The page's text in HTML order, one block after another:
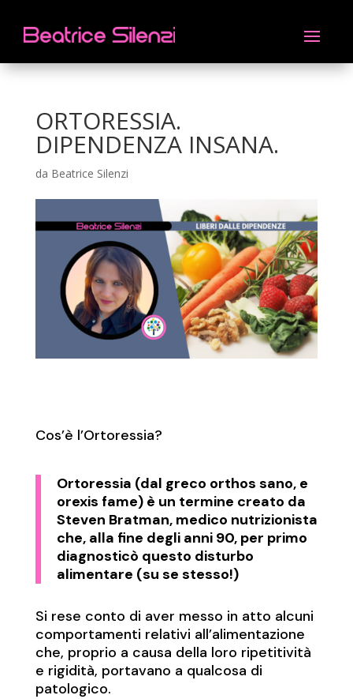
ORTORESSIA.
DIPENDENZA INSANA.
da Beatrice Silenzi
Cos’è l’Ortoressia?
Ortoressia (dal greco orthos sano, e
orexis fame) è un termine creato da
Steven Bratman, medico nutrizionista
che, alla fine degli anni 90, per primo
diagnosticò questo disturbo
alimentare (su se stesso!)
Si rese conto di aver messo in atto alcuni
comportamenti relativi all’alimentazione
che, proprio a causa della loro ripetitività
e rigidità, portavano a qualcosa di
patologico.